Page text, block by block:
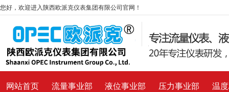
您好，欢迎进入陕西欧派克仪表集团有限公司官网！
网站首页 流量事业部 液位事业部 压力事业部 温